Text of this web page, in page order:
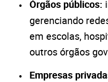
Órgãos públicos:
gerenciando
em escolas,
outros órgãos
Empresas